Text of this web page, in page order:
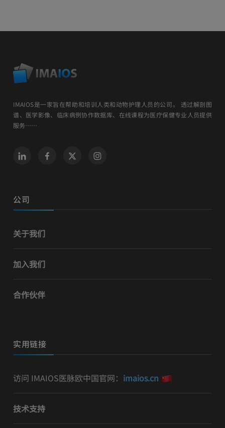
IMAIOS是一家旨在帮助和培训人类和动物护理人员的公司。 透过解剖图
谱、医学影像、临床病例协作数据库、在线课程为医疗保健专业人员提供
服务……
公司
关于我们
加入我们
合作伙伴
实用链接
访问 IMAIOS医脉欧中国官网： imaios.cn
技术支持